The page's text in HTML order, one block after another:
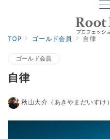
TOP ゴールド会員 自律
ゴールド会員
自律
秋山大介（あきやまだいすけ）